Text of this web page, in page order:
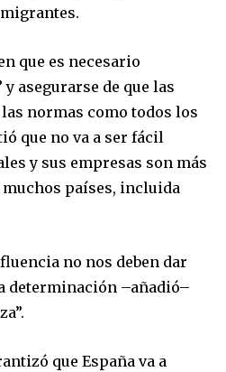
que es necesario
asegurarse de que las
normas como todos los
que no va a ser fácil
y sus empresas son más
países, incluida
no nos deben dar
determinación –añadió–
que España va a